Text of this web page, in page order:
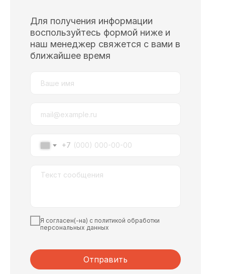
Для получения информации
воспользуйтесь формой ниже и
наш менеджер свяжется с вами в
ближайшее время
+7
Я согласен(-на) с политикой обработки
персональных данных
Отправить